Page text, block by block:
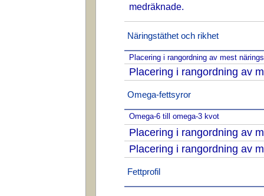
medräknade.
Näringstäthet och rikhet
Placering i rangordning av mest
Placering i rangordning av
Omega-fettsyror
Omega-6 till omega-3 kvot
Placering i rangordning av
Placering i rangordning av
Fettprofil